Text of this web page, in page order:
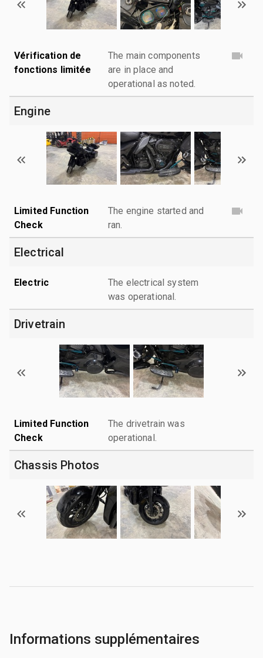
Vérification de
fonctions limitée
The main components
are in place and
operational as noted.
Engine
Limited Function
Check
The engine started and
ran.
Electrical
Electric
The electrical system
was operational.
Drivetrain
Limited Function
Check
The drivetrain was
operational.
Chassis Photos
Informations supplémentaires